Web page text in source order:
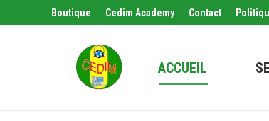
Boutique Cedim Academy Contact
ACCUEIL